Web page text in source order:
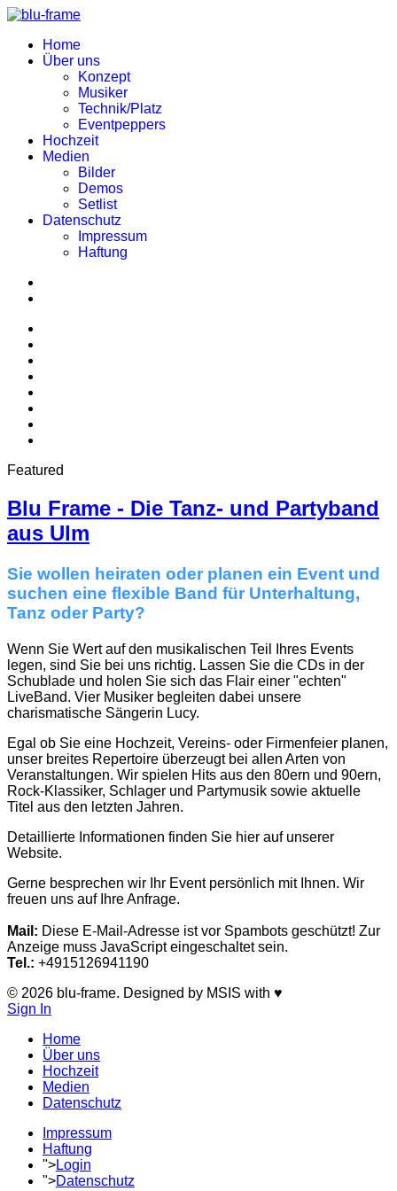
Home
Über uns
Konzept
Musiker
Technik/Platz
Eventpeppers
Hochzeit
Medien
Bilder
Demos
Setlist
Datenschutz
Impressum
Haftung
Featured
Blu Frame - Die Tanz- und Partyband
aus Ulm
Sie wollen heiraten oder planen ein Event und
suchen eine flexible Band für Unterhaltung,
Tanz oder Party?
Wenn Sie Wert auf den musikalischen Teil Ihres Events
legen, sind Sie bei uns richtig. Lassen Sie die CDs in der
Schublade und holen Sie sich das Flair einer "echten"
LiveBand. Vier Musiker begleiten dabei unsere
charismatische Sängerin Lucy.
Egal ob Sie eine Hochzeit, Vereins- oder Firmenfeier planen,
unser breites Repertoire überzeugt bei allen Arten von
Veranstaltungen. Wir spielen Hits aus den 80ern und 90ern,
Rock-Klassiker, Schlager und Partymusik sowie aktuelle
Titel aus den letzten Jahren.
Detaillierte Informationen finden Sie hier auf unserer
Website.
Gerne besprechen wir Ihr Event persönlich mit Ihnen. Wir
freuen uns auf Ihre Anfrage.
Mail: Diese E-Mail-Adresse ist vor Spambots geschützt! Zur
Anzeige muss JavaScript eingeschaltet sein.
Tel.: +4915126941190
© 2026 blu-frame. Designed by MSIS with ♥
Sign In
Home
Über uns
Hochzeit
Medien
Datenschutz
Impressum
Haftung
">Login
">Datenschutz